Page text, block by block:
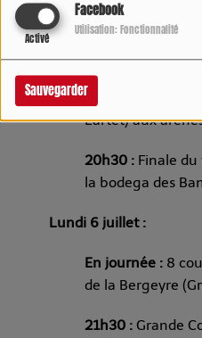
Facebook
Activé
Utilisation: Fonctionnalité
Sauvegarder
Saint-Luperc.
13h00 :Repas de
17h30 :
Novillada
Lartet) aux
20h30 : Finale
la bodega des
Lundi 6 juillet :
En journée : 8
de la Bergeyre
21h30 : Grande